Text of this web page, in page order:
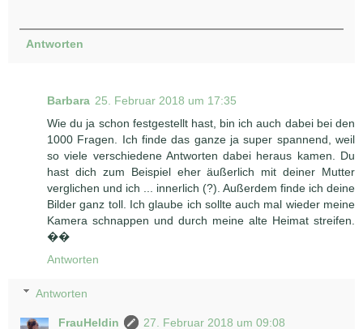
Antworten
Barbara 25. Februar 2018 um 17:35
Wie du ja schon festgestellt hast, bin ich auch dabei bei den
1000 Fragen. Ich finde das ganze ja super spannend, weil
so viele verschiedene Antworten dabei heraus kamen. Du
hast dich zum Beispiel eher äußerlich mit deiner Mutter
verglichen und ich ... innerlich (?). Außerdem finde ich deine
Bilder ganz toll. Ich glaube ich sollte auch mal wieder meine
Kamera schnappen und durch meine alte Heimat streifen.
��
Antworten
Antworten
FrauHeldin
27. Februar 2018 um 09:08